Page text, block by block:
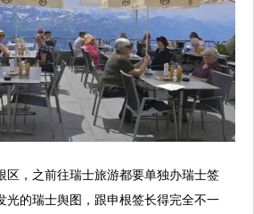
区，之前往瑞士旅游都要单独办瑞士签
光的瑞士舆图，跟申根签长得完全不一